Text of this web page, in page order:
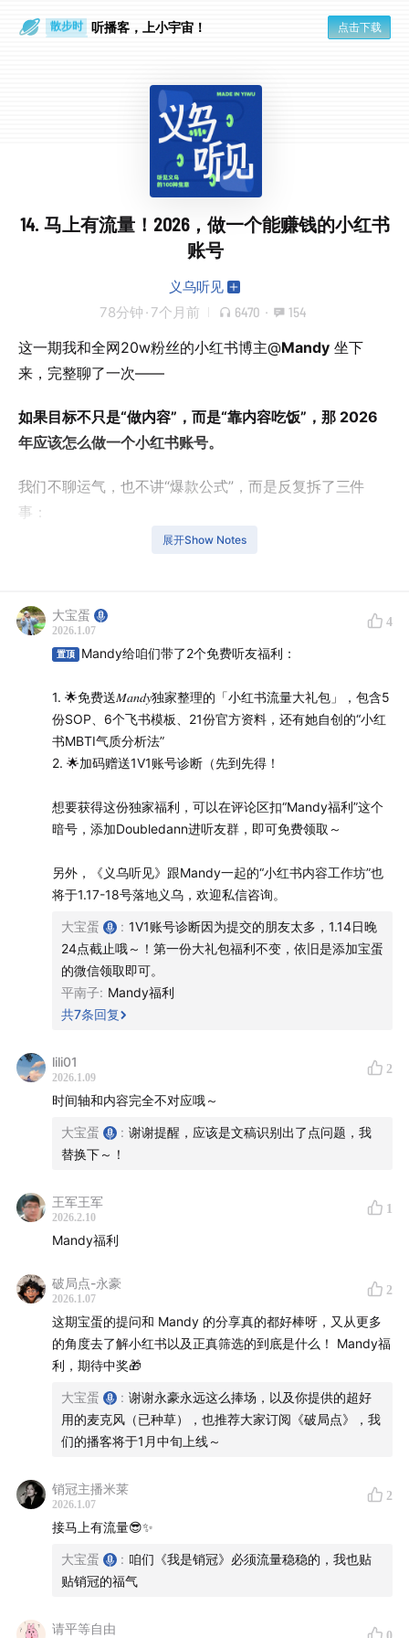
通勤路上 听播客，上小宇宙！ 点击下载
14. 马上有流量！2026，做一个能赚钱的小红书
账号
义乌听见
78分钟 · 7个月前 6470 · 154
这一期我和全网20w粉丝的小红书博主@Mandy 坐下
来，完整聊了一次——
如果目标不只是“做内容”，而是“靠内容吃饭”，那 2026
年应该怎么做一个小红书账号。
我们不聊运气，也不讲“爆款公式”，而是反复拆了三件
事：
到 2026 年，小红书真正会留下哪一类创作者
Mandy会分享她从小镇青年到20w粉博主，普通人可复用
把账号变成长期收入来源，欢迎收听。
【本期嘉宾】
练、陪跑导师。每月开设小红书训练营，擅长从实战中提
炼内容心法，帮助素人找到表达节奏、做出有流量的账
🎉同时，也给大家说一个好消息，1.17-18在义乌，Mandy
老师为我们播客独家定制了「小红书内容工作坊」。欢迎
大家添加VX咨询：
Doubledann
【本期福利】
流量大礼包」，包含5份SOP、6个飞书模板、21份官方资
料，还有她自创的“小红书MBTI气质分析法”；除此之外，
加码赠送1V1账号诊断（先到先得！
【时间轴】
02:15 - | 嘉宾介绍与节目初衷
嘉宾Mandy简介：裸辞后通过广告和课程实现月入10
节目初衷：解决听友高频卡点——“流量”（有产品不被
看见、起步迷茫、方向错误）。
目标：探讨普通人如何通过内容放大自身势能。
07:31
-13:56| Mandy的起点：从B站到小红书的内容探索
持个人底色。
B站起点：第一条爆款视频是无心插柳的热点混剪（歌
内容转型：发现口播更适合自己爱表达、爱讲段子的特
生活糗事。
展开Show Notes
大宝蛋
2026.1.07
4
置顶 Mandy给咱们带了2个免费听友福利：
1. 🌟免费送𝑀𝑎𝑛𝑑𝑦独家整理的「小红书流量大礼包」，包含5
份SOP、6个飞书模板、21份官方资料，还有她自创的“小红
书MBTI气质分析法”
2. 🌟加码赠送1V1账号诊断（先到先得！
想要获得这份独家福利，可以在评论区扣“Mandy福利”这个
暗号，添加Doubledann进听友群，即可免费领取～
另外，《义乌听见》跟Mandy一起的“小红书内容工作坊”也
将于1.17-18号落地义乌，欢迎私信咨询。
大宝蛋 : 1V1账号诊断因为提交的朋友太多，1.14日晚
24点截止哦～！第一份大礼包福利不变，依旧是添加宝蛋
的微信领取即可。
平南子: Mandy福利
共7条回复
lili01
2026.1.09
2
时间轴和内容完全不对应哦～
大宝蛋 : 谢谢提醒，应该是文稿识别出了点问题，我
替换下～！
王军王军
2026.2.10
1
Mandy福利
破局点-永豪
2026.1.07
2
这期宝蛋的提问和 Mandy 的分享真的都好棒呀，又从更多
的角度去了解小红书以及正真筛选的到底是什么！ Mandy福
利，期待中奖🎁
大宝蛋 : 谢谢永豪永远这么捧场，以及你提供的超好
用的麦克风（已种草），也推荐大家订阅《破局点》，我
们的播客将于1月中旬上线～
销冠主播米莱
2026.1.07
2
接马上有流量😎✨
大宝蛋 : 咱们《我是销冠》必须流量稳稳的，我也贴
贴销冠的福气
请平等自由 0